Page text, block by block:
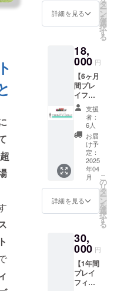
かして、ゴ
力になりた
い。そんな
思いから今
回のプロ
ジェクトを
立ち上げさ
せて頂きま
した。
定への
同意が
申し込
み前に
必ず本
文のリ
ンクか
らご確
認下さ
できま
せん
口ご購
入頂い
てもご
利用で
きるの
はお一
人さま
１ヶ月
までと
なりま
す ＊本
リター
ン購入
には会
員規
用規定
への同
す。お
申し込
み前に
必ず 本
文のリ
ンクか
ニティ
ゴルフ
の全て
ビスを
ご利用
頂けま
す ＊プ
レイ
フィ無
料（土
日祝も
対象）
＊提携
コース
全てご
利用可
能 ＊ご
予約制
限はあ
りませ
ご利用
頂けま
す。 ＊
お一人
でお申
し込み
詳細を見る
タ
ー
ン
を
選
択
す
る
18,
000 円
【6ヶ月
間プレ
イフィ
無料＊
ラウン
ドし放
題コー
ス：
18,000
円】
6ヶ月間
トリニ
ティゴ
ルフの
全ての
サービ
利用頂
けます
＊プレ
イフィ
無料
（土日
支援
者：
6人
お届
け予
定：
2025
年04
月
詳細を見る
こ
の
リ
タ
ー
ン
を
選
択
す
る
30,
000 円
【1年間
プレイ
フィ無